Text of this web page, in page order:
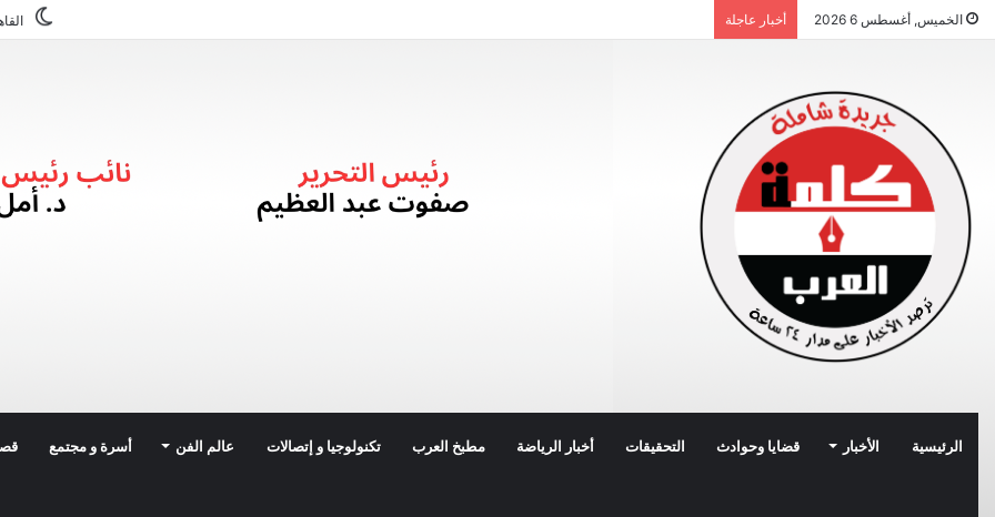
الخميس, أغسطس 6 2026 أخبار عاجلة
الرئيسية الأخبار قضايا وحوادث التحقيقات أخبار الرياضة مطبخ العرب تكنولوجيا و إتصالات عالم الفن أسرة و مجتمع